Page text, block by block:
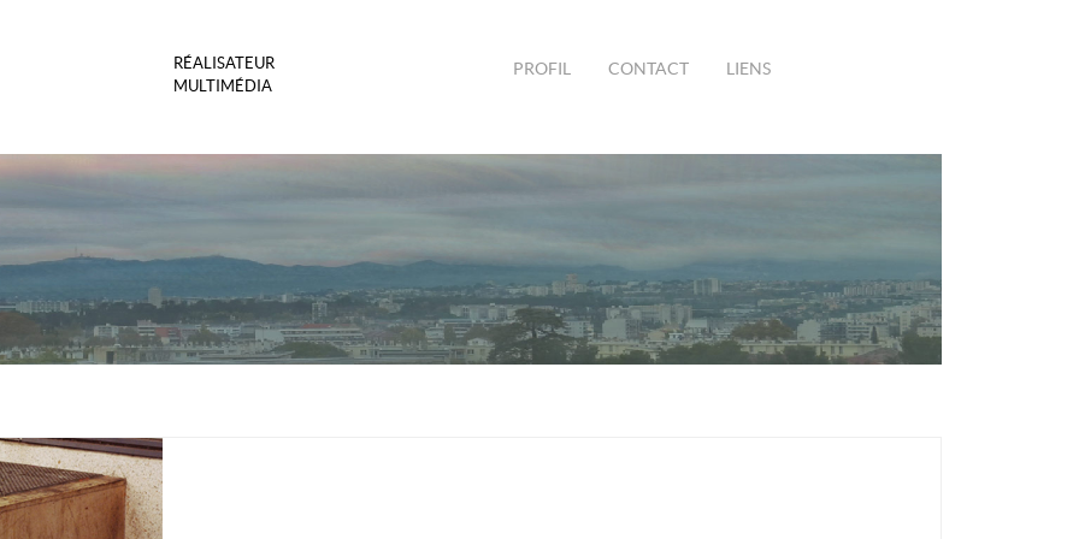
RÉALISATEUR
MULTIMÉDIA
PROFIL CONTACT LIENS